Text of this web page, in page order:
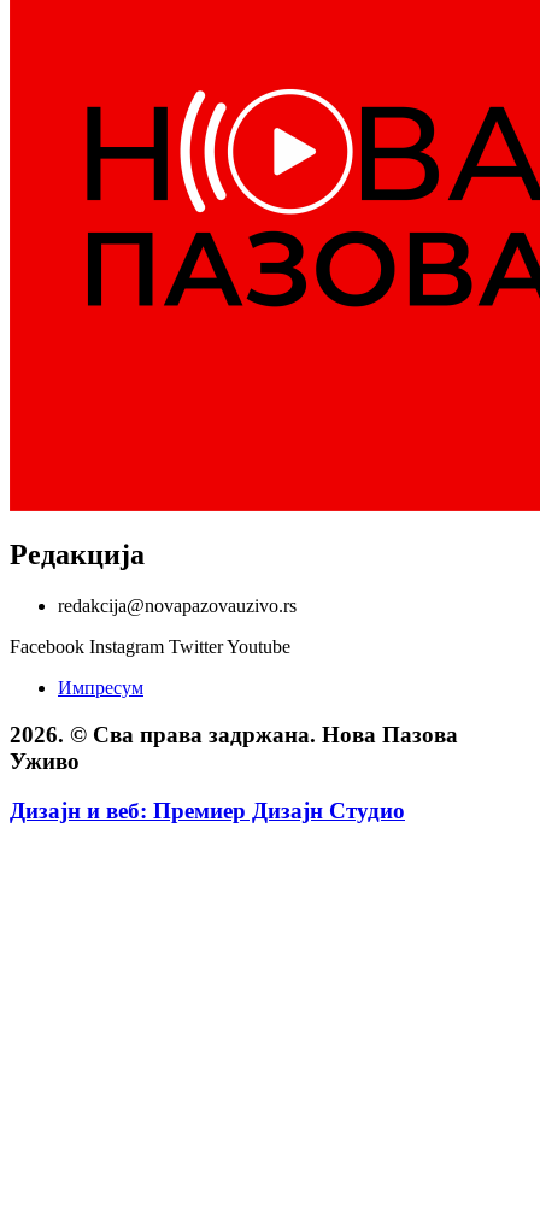
Редакција
redakcija@novapazovauzivo.rs
Facebook Instagram TwitterYoutube
Импресум
2026. © Сва права задржана. Нова Пазова
Уживо
Дизајн и веб: Премиер Дизајн Студио